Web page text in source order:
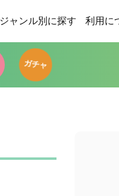
ジャンル別に探す 利用に
ガチャ